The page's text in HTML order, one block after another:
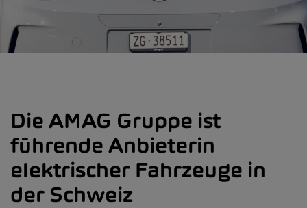
Die AMAG Gruppe ist
führende Anbieterin
elektrischer Fahrzeuge in
der Schweiz